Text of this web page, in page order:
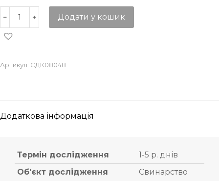
Додати у кошик
Артикул: СДК08048
Додаткова інформація
Термін дослідження
1-5 р. днів
Об'єкт дослідження
Свинарство